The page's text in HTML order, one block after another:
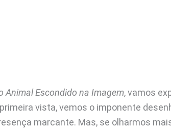
Animal Escondido na Imagem, vamos
vista, vemos o imponente
marcante. Mas, se olharmos